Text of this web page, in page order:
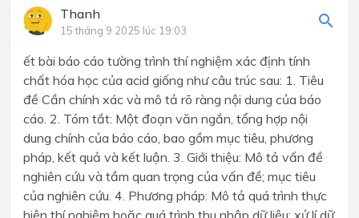
Thanh
15 tháng 9 2025 lúc 19:03
ết bài báo cáo tường trình thí nghiệm xác định tính
chất hóa học của acid giống như câu trúc sau: 1. Tiêu
đề Cần chính xác và mô tả rõ ràng nội dung của báo
cáo. 2. Tóm tắt: Một đoạn văn ngắn, tổng hợp nội
dung chính của báo cáo, bao gồm mục tiêu, phương
pháp, kết quả và kết luận. 3. Giới thiệu: Mô tả vấn đề
nghiên cứu và tầm quan trọng của vấn đề; mục tiêu
của nghiên cứu. 4. Phương pháp: Mô tả quá trình thực
hiện thí nghiệm hoặc quá trình thu nhập dữ liệu; xử lí dữ